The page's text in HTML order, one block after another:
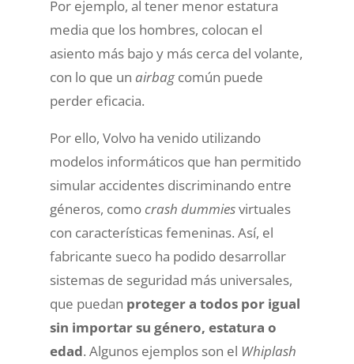
Por ejemplo, al tener menor estatura
media que los hombres, colocan el
asiento más bajo y más cerca del volante,
con lo que un airbagcomún puede
perder eficacia.
Por ello, Volvo ha venido utilizando
modelos informáticos que han permitido
simular accidentes discriminando entre
géneros, como crash dummiesvirtuales
con características femeninas. Así, el
fabricante sueco ha podido desarrollar
sistemas de seguridad más universales,
que puedan proteger a todos por igual
sin importar su género, estatura o
edad. Algunos ejemplos son el Whiplash